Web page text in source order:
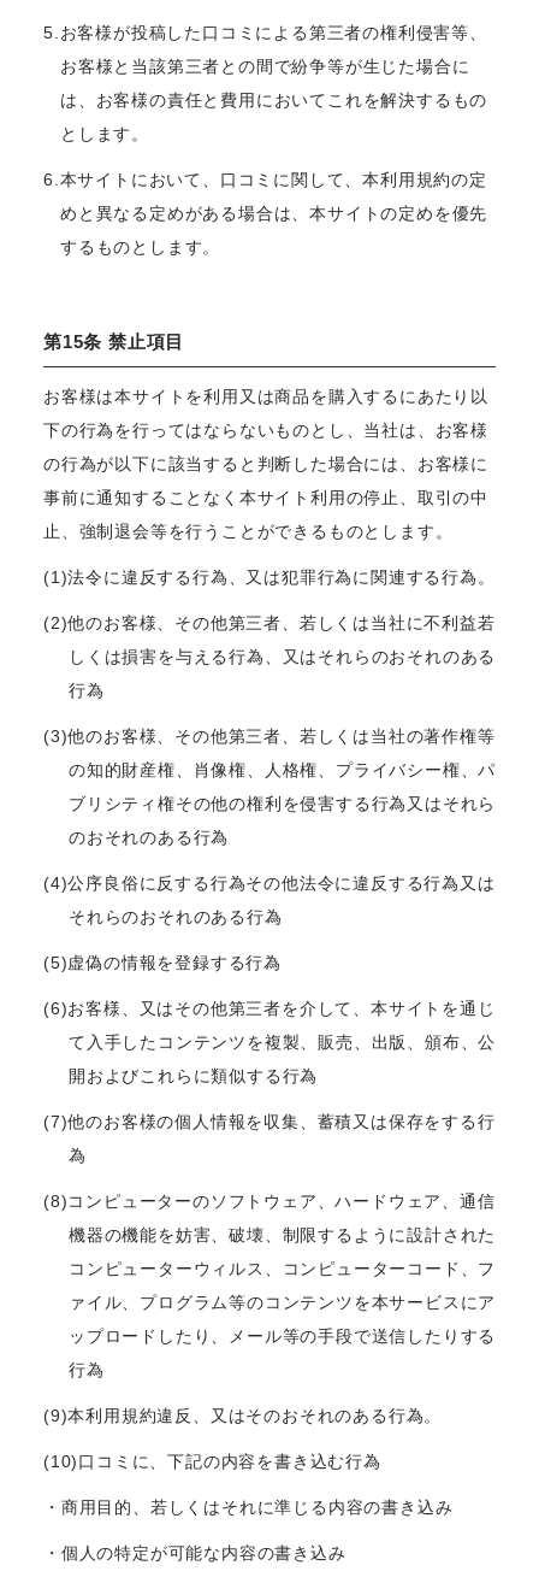
5.お客様が投稿した口コミによる第三者の権利侵害等、
お客様と当該第三者との間で紛争等が生じた場合に
は、お客様の責任と費用においてこれを解決するもの
とします。
6.本サイトにおいて、口コミに関して、本利用規約の定
めと異なる定めがある場合は、本サイトの定めを優先
するものとします。
第15条 禁止項目
お客様は本サイトを利用又は商品を購入するにあたり以
下の行為を行ってはならないものとし、当社は、お客様
の行為が以下に該当すると判断した場合には、お客様に
事前に通知することなく本サイト利用の停止、取引の中
止、強制退会等を行うことができるものとします。
(1)法令に違反する行為、又は犯罪行為に関連する行為。
(2)他のお客様、その他第三者、若しくは当社に不利益若
しくは損害を与える行為、又はそれらのおそれのある
行為
(3)他のお客様、その他第三者、若しくは当社の著作権等
の知的財産権、肖像権、人格権、プライバシー権、パ
ブリシティ権その他の権利を侵害する行為又はそれら
のおそれのある行為
(4)公序良俗に反する行為その他法令に違反する行為又は
それらのおそれのある行為
(5)虚偽の情報を登録する行為
(6)お客様、又はその他第三者を介して、本サイトを通じ
て入手したコンテンツを複製、販売、出版、頒布、公
開およびこれらに類似する行為
(7)他のお客様の個人情報を収集、蓄積又は保存をする行
為
(8)コンピューターのソフトウェア、ハードウェア、通信
機器の機能を妨害、破壊、制限するように設計された
コンピューターウィルス、コンピューターコード、フ
ァイル、プログラム等のコンテンツを本サービスにア
ップロードしたり、メール等の手段で送信したりする
行為
(9)本利用規約違反、又はそのおそれのある行為。
(10)口コミに、下記の内容を書き込む行為
・商用目的、若しくはそれに準じる内容の書き込み
・個人の特定が可能な内容の書き込み